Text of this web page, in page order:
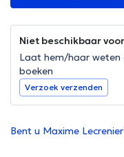
Niet beschikbaar
Laat hem/haar
boeken
Verzoek verzenden
Bent u Maxime